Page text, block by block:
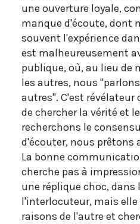
une ouverture loyale,
manque d'écoute, dont
souvent l'expérience
est malheureusement
publique, où, au lieu de
les autres, nous
autres". C'est
de chercher la vérité et
recherchons le
d'écouter, nous prêtons
La bonne
cherche pas à
une réplique choc,
l'interlocuteur, mais
raisons de l'autre et